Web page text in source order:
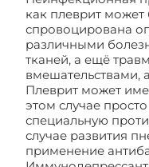
как плеврит
спровоцирована
различными
тканей, а ещё
вмешательствами,
Плеврит может
этом случае
специальную
случае развития
применение